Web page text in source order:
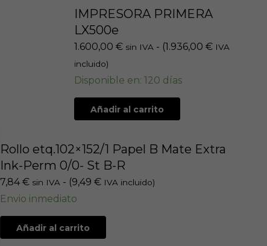
IMPRESORA PRIMERA
LX500e
1.600,00€ sin IVA - (1.936,00€ IVA
incluido)
Disponible en: 120 días
Añadir al carrito
Rollo etq.102×152/1 Papel B Mate Extra
Ink-Perm 0/0- St B-R
7,84€ sin IVA - (9,49€ IVA incluido)
Envio inmediato
Añadir al carrito